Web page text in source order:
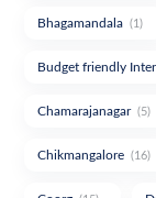
Bhagamandala (1)
Budget friendly
Chamarajanagar (5)
Chikmangalore (16)